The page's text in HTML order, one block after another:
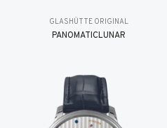
GLASHÜTTE ORIGINAL
PANOMATICLUNAR